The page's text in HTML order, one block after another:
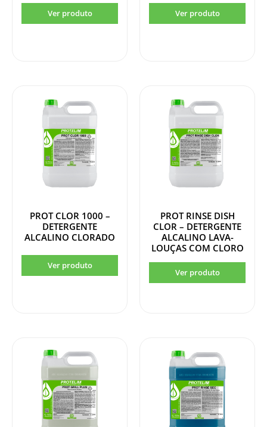
PROT CLOR 1000 –
DETERGENTE
ALCALINO CLORADO
PROT RINSE DISH
CLOR – DETERGENTE
ALCALINO LAVA-
LOUÇAS COM CLORO